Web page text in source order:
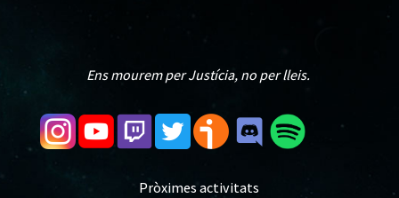
Ens mourem per Justícia, no per lleis.
Pròximes activitats